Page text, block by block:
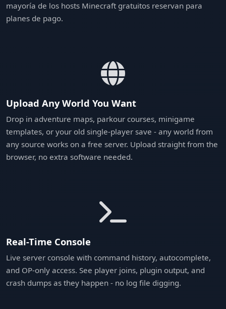
mayoría de los hosts Minecraft gratuitos reservan para
planes de pago.
Upload Any World You Want
Drop in adventure maps, parkour courses, minigame
templates, or your old single-player save - any world from
any source works on a free server. Upload straight from the
browser, no extra software needed.
Real-Time Console
Live server console with command history, autocomplete,
and OP-only access. See player joins, plugin output, and
crash dumps as they happen - no log file digging.